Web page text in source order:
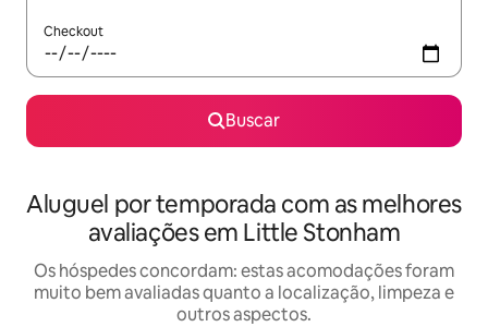
Checkout
Buscar
Aluguel por temporada com as melhores
avaliações em Little Stonham
Os hóspedes concordam: estas acomodações foram
muito bem avaliadas quanto a localização, limpeza e
outros aspectos.